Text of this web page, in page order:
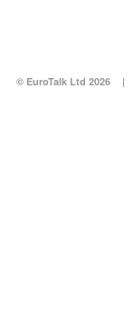
© EuroTalk Ltd 2026 |